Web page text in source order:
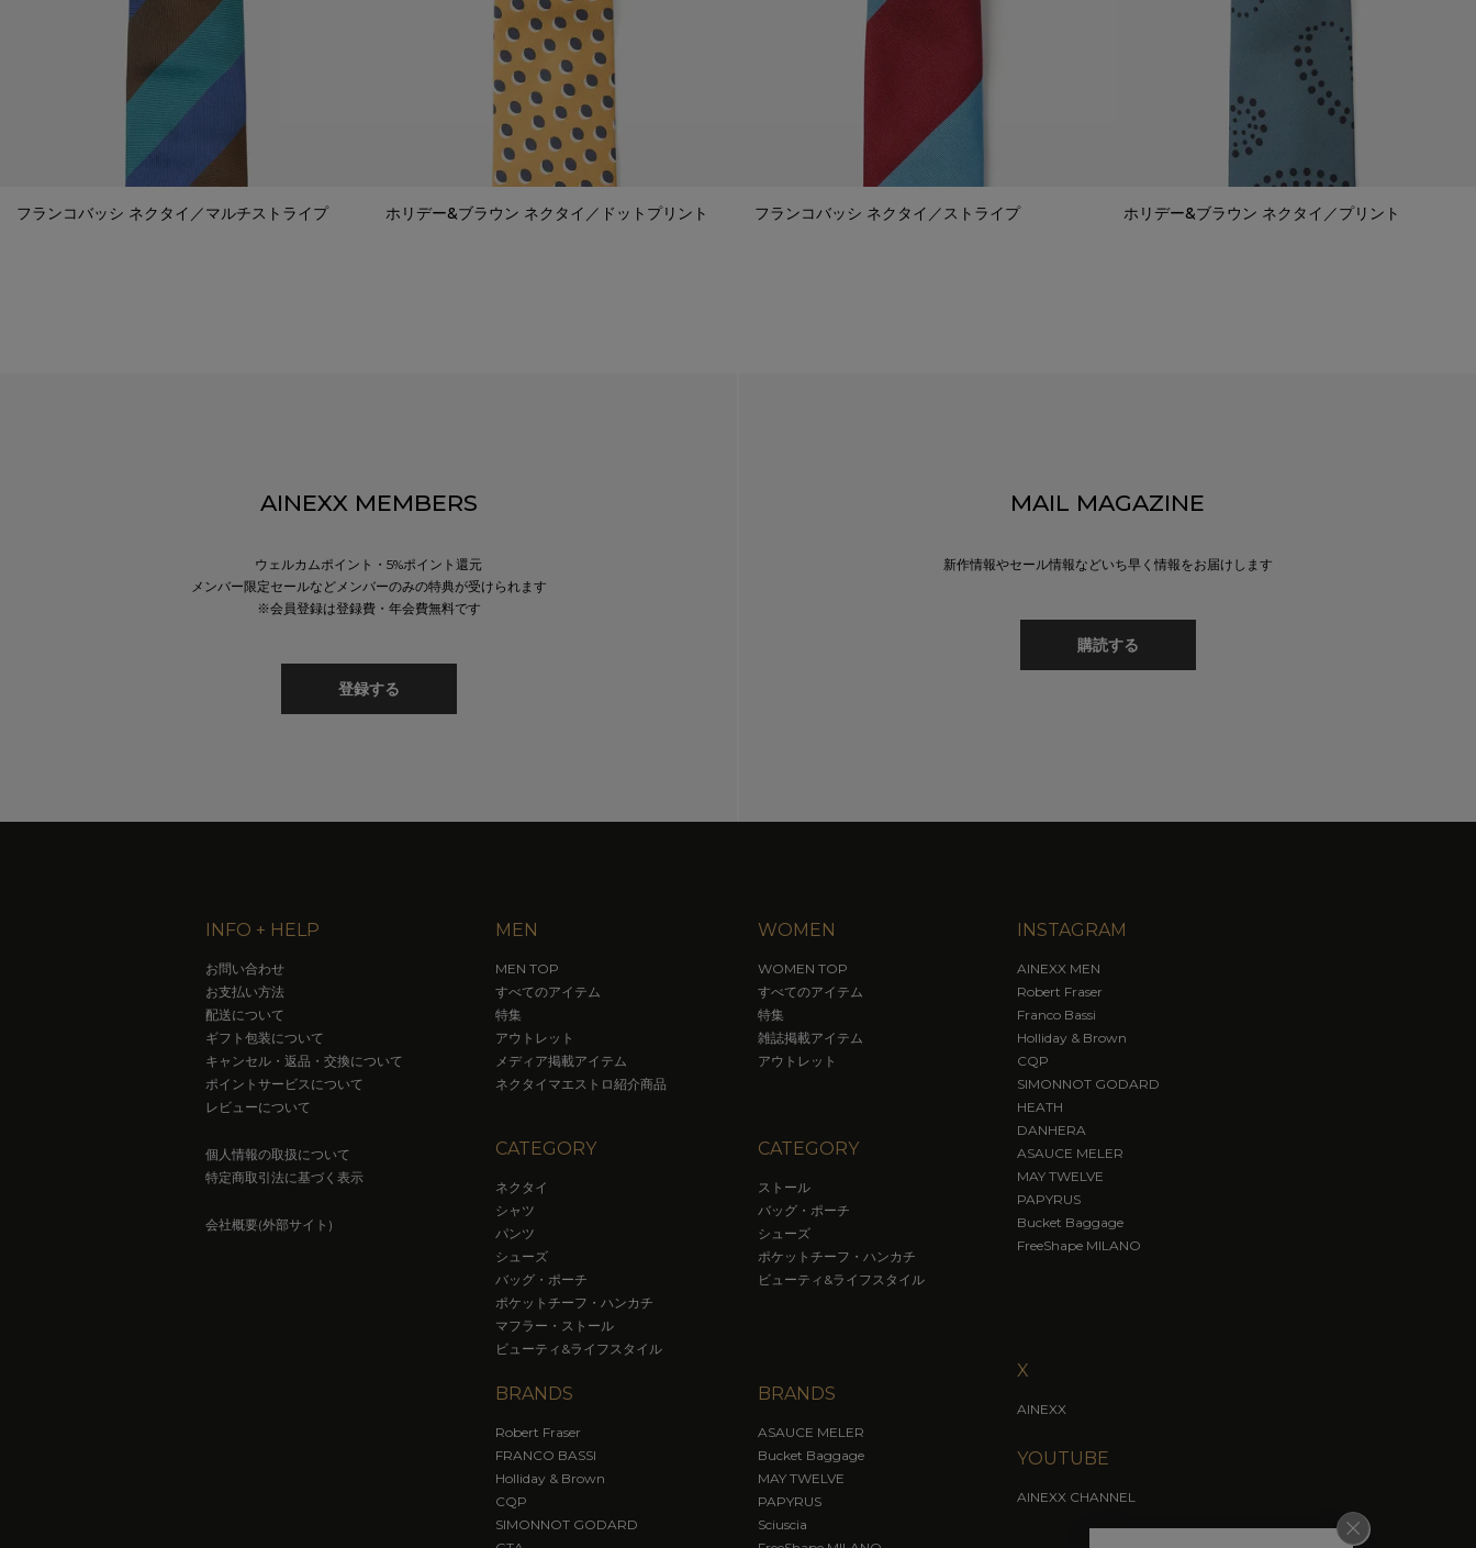
フランコバッシ ネクタイ／マルチストライプ ホリデー&ブラウン ネクタイ／ドットプリント フランコバッシ ネクタイ／ストライプ ホリデー&ブラウン ネクタイ／プリント
AINEXX MEMBERS
ウェルカムポイント・5%ポイント還元
メンバー限定セールなどメンバーのみの特典が受けられます
※会員登録は登録費・年会費無料です
登録する
MAIL MAGAZINE
新作情報やセール情報などいち早く情報をお届けします
購読する
INFO + HELP
お問い合わせ
お支払い方法
配送について
ギフト包装について
キャンセル・返品・交換について
ポイントサービスについて
レビューについて
個人情報の取扱について
特定商取引法に基づく表示
会社概要(外部サイト)
MEN
MEN TOP
すべてのアイテム
特集
アウトレット
メディア掲載アイテム
ネクタイマエストロ紹介商品
CATEGORY
ネクタイ
シャツ
パンツ
シューズ
バッグ・ポーチ
ポケットチーフ・ハンカチ
マフラー・ストール
ビューティ&ライフスタイル
BRANDS
Robert Fraser
FRANCO BASSI
Holliday & Brown
CQP
SIMONNOT GODARD
WOMEN
WOMEN TOP
すべてのアイテム
特集
雑誌掲載アイテム
アウトレット
CATEGORY
ストール
バッグ・ポーチ
シューズ
ポケットチーフ・ハンカチ
ビューティ&ライフスタイル
BRANDS
ASAUCE MELER
Bucket Baggage
MAY TWELVE
PAPYRUS
Sciuscia
INSTAGRAM
AINEXX MEN
Robert Fraser
Franco Bassi
Holliday & Brown
CQP
SIMONNOT GODARD
HEATH
DANHERA
ASAUCE MELER
MAY TWELVE
PAPYRUS
Bucket Baggage
FreeShape MILANO
X
AINEXX
YOUTUBE
AINEXX CHANNEL